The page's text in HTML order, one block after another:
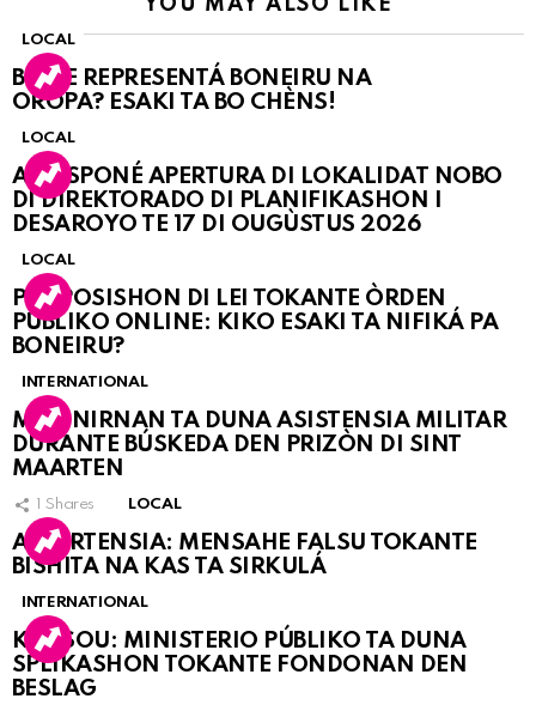
YOU MAY ALSO LIKE
LOCAL
BO KE REPRESENTÁ BONEIRU NA
OROPA? ESAKI TA BO CHÈNS!
LOCAL
A POSPONÉ APERTURA DI LOKALIDAT NOBO
DI DIREKTORADO DI PLANIFIKASHON I
DESAROYO TE 17 DI OUGÙSTUS 2026
LOCAL
PROPOSISHON DI LEI TOKANTE ÒRDEN
PÚBLIKO ONLINE: KIKO ESAKI TA NIFIKÁ PA
BONEIRU?
INTERNATIONAL
MARINIRNAN TA DUNA ASISTENSIA MILITAR
DURANTE BÚSKEDA DEN PRIZÒN DI SINT
MAARTEN
1 Shares LOCAL
ATVERTENSIA: MENSAHE FALSU TOKANTE
BISHITA NA KAS TA SIRKULÁ
INTERNATIONAL
KORSOU: MINISTERIO PÚBLIKO TA DUNA
SPLIKASHON TOKANTE FONDONAN DEN
BESLAG